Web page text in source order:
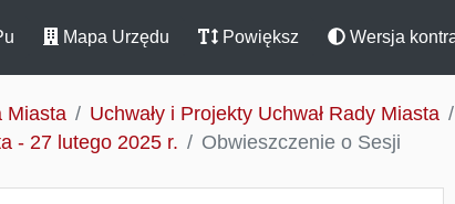
Mapa Urzędu Powiększ Wersja
Miasta Uchwały i Projekty Uchwał Rady Miasta
- 27 lutego 2025 r.
Obwieszczenie o Sesji